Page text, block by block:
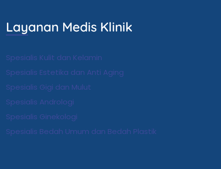
Layanan Medis Klinik
Spesialis Kulit dan Kelamin
Spesialis Estetika dan Anti Aging
Spesialis Gigi dan Mulut
Spesialis Andrologi
Spesialis Ginekologi
Spesialis Bedah Umum dan Bedah Plastik